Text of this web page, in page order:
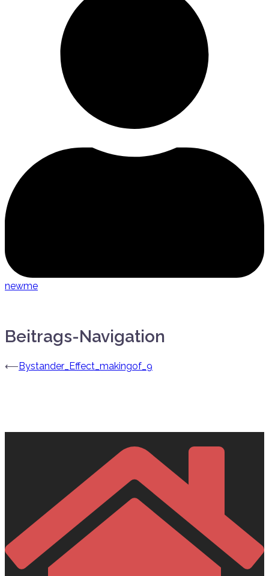
newme
Beitrags-Navigation
⟵ Bystander_Effect_makingof_9